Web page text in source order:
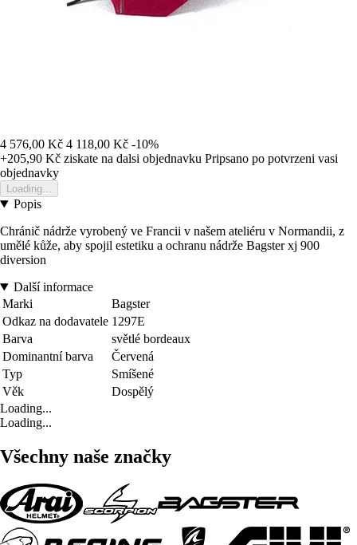
4 576,00 Kč 4 118,00 Kč -10%
+205,90 Kč ziskate na dalsi objednavku Pripsano po potvrzeni vasi
objednavky
Loading...
Popis
Chránič nádrže vyrobený ve Francii v našem ateliéru v Normandii, z
umělé kůže, aby spojil estetiku a ochranu nádrže Bagster xj 900
diversion
Další informace
Marki
Bagster
Odkaz na dodavatele 1297E
Barva
světlé bordeaux
Dominantní barva
Červená
Typ
Smíšené
Věk
Dospělý
Loading...
Loading...
Všechny naše značky